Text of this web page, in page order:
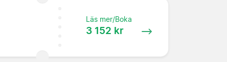
Läs mer/Boka
3 152 kr